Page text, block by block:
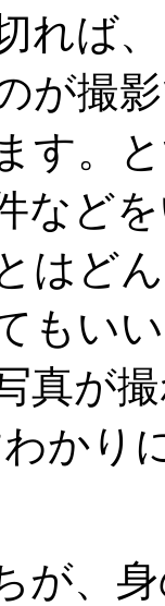
れば
が撮
す。
など
はど
もい
真が
かり
が、